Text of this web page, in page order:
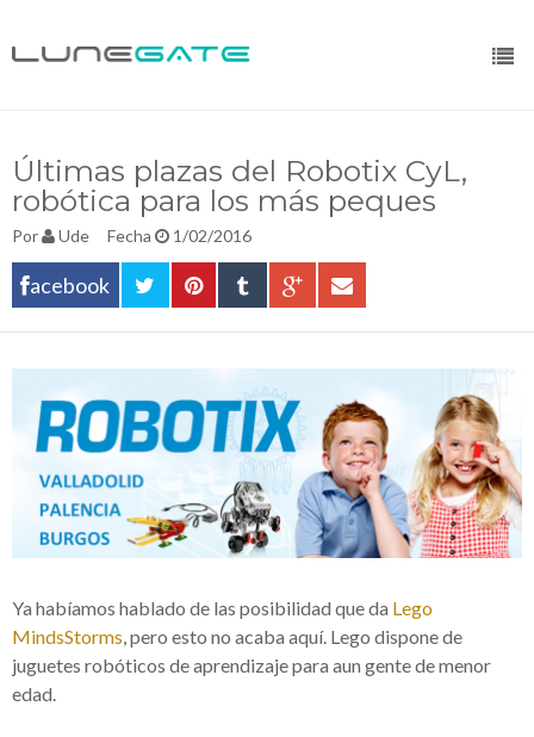
Últimas plazas del Robotix CyL,
robótica para los más peques
Por Ude Fecha 1/02/2016
acebook
Ya habíamos hablado de las posibilidad que da Lego
MindsStorms , pero esto no acaba aquí. Lego dispone de
juguetes robóticos de aprendizaje para aun gente de menor
edad.